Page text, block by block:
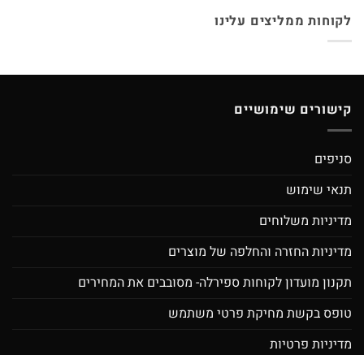
לקוחות ממליצים עלינו
קישורים שימושיים
סניפים
תנאי שימוש
מדיניות משלוחים
מדיניות החזרה והחלפה של מוצרים
תקנון מועדון לקוחות ספירלה- מסובבים את המחירים
טופס בקשת מחיקת פרטי משתמש
מדיניות פרטיות